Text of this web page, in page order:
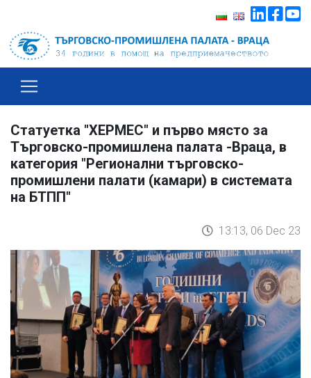
Статуетка "ХЕРМЕС" и първо място за
Търговско-промишлена палата -Враца, в
категория "Регионални търговско-
промишлени палати (камари) в системата
на БТПП"
13:13, 06 Dec 23